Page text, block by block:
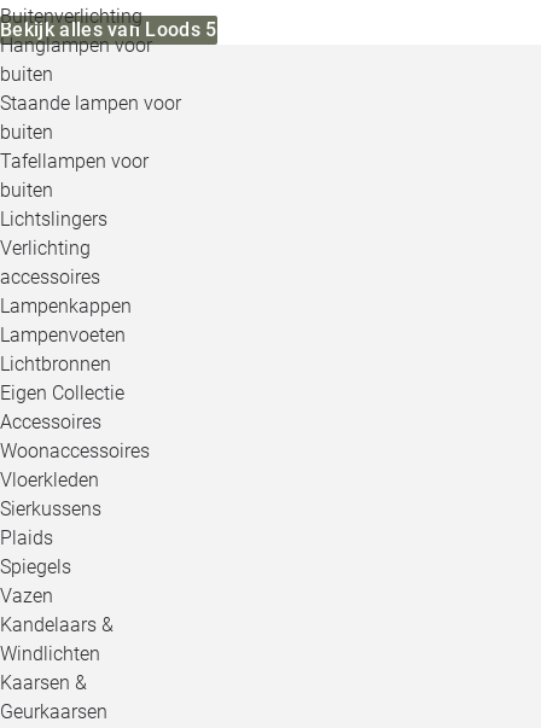
Buitenverlichting
Hanglampen voor
buiten
Staande lampen voor
buiten
Tafellampen voor
buiten
Lichtslingers
Verlichting
accessoires
Lampenkappen
Lampenvoeten
Lichtbronnen
Eigen Collectie
Accessoires
Woonaccessoires
Vloerkleden
Sierkussens
Plaids
Spiegels
Vazen
Kandelaars &
Windlichten
Kaarsen &
Geurkaarsen
Bekijk alles van Loods 5